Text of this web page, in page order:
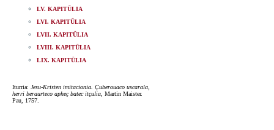
LV. KAPITÜLIA
LVI. KAPITÜLIA
LVII. KAPITÜLIA
LVIII. KAPITÜLIA
LIX. KAPITÜLIA
Iturria: Jesu-Kristen imitacionia. Çuberouaco uscarala,
herri beraurteco apheç batec itçulia , Martin Maister.
Pau, 1757.